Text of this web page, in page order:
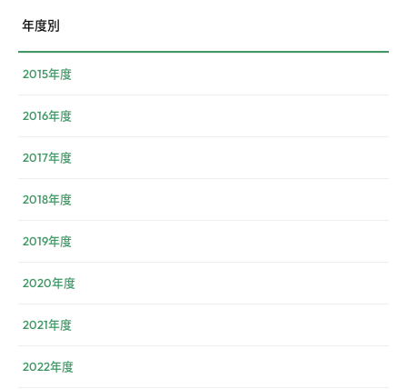
年度別
2015年度
2016年度
2017年度
2018年度
2019年度
2020年度
2021年度
2022年度